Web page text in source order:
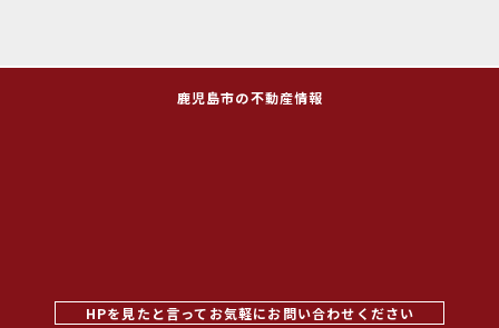
鹿児島市の不動産情報
HPを見たと言ってお気軽にお問い合わせください